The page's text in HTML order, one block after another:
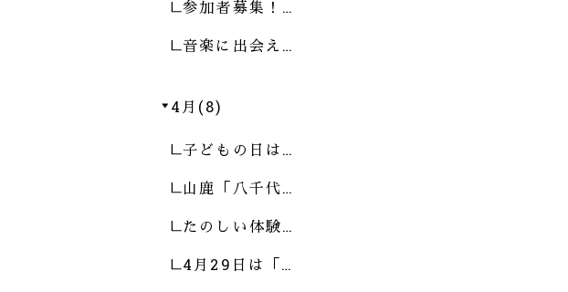
参加者募集！…
音楽に出会え…
4月(8)
子どもの日は…
山鹿「八千代…
たのしい体験…
4月29日は「…